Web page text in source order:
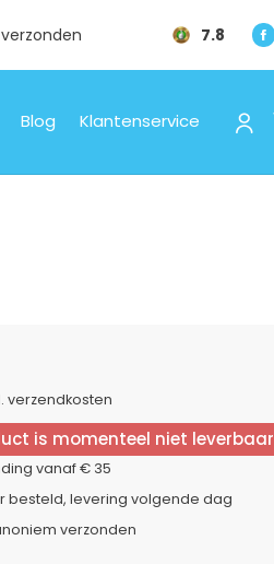
7.8
Blog Klantenservice
verzendkosten
is momenteel niet leverbaar
vanaf € 35
besteld, levering volgende dag
verzonden